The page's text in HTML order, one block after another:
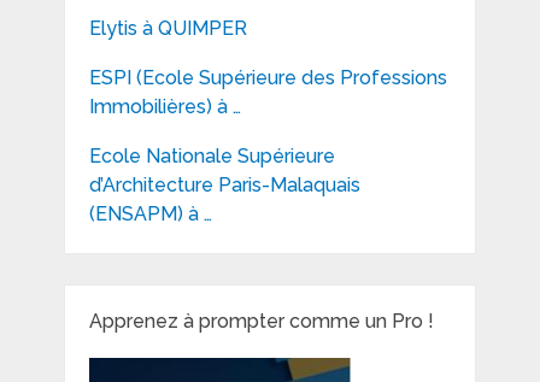
Elytis à QUIMPER
ESPI (Ecole Supérieure des Professions
Immobilières) à …
Ecole Nationale Supérieure
d’Architecture Paris-Malaquais
(ENSAPM) à …
Apprenez à prompter comme un Pro !